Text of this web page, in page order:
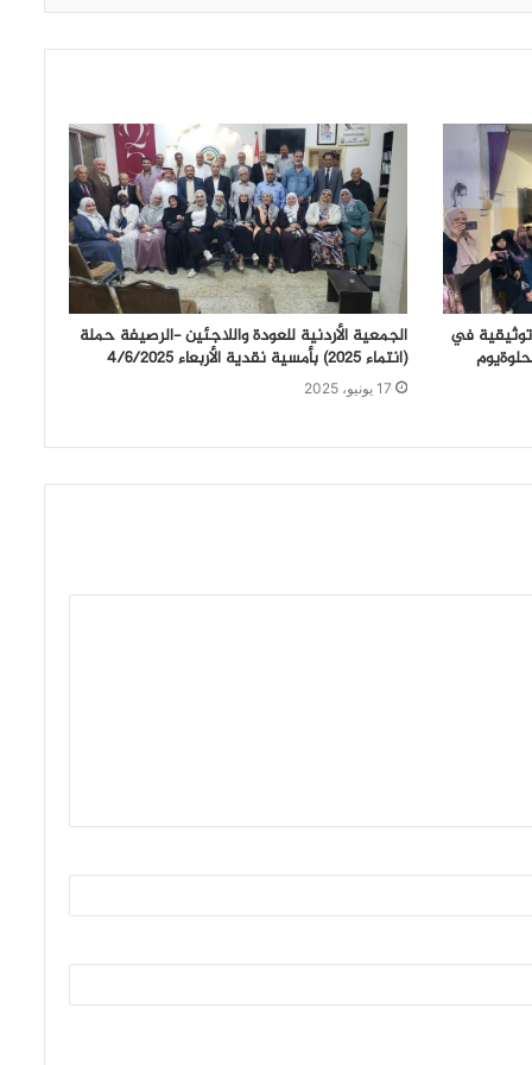
توثيقية في الجمعية الأردنية للعودة واللاجئين -الرصيفة حملة
(انتماء ٢٠٢٥) بأمسية نقدية الأربعاء ٤/٦/٢٠٢٥
17 يونيو، 2025